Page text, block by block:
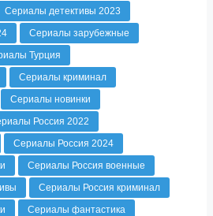
Сериалы детективы 2023
Сериалы зарубежные
Турция
Сериалы криминал
Сериалы новинки
Россия 2022
Сериалы Россия 2024
Сериалы Россия военные
Сериалы Россия криминал
Сериалы фантастика